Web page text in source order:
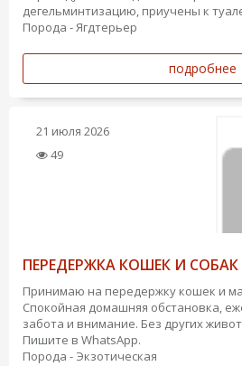
дегельминтизацию, приучены к
Порода - Ягдтерьер
подробнее
21 июля 2026
49
ПЕРЕДЕРЖКА КОШЕК И СОБАК
Принимаю на передержку кошек и
Спокойная домашняя обстановка,
забота и внимание. Без других
Пишите в WhatsApp.
Порода - Экзотическая